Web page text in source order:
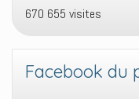
670 655 visites
Facebook du